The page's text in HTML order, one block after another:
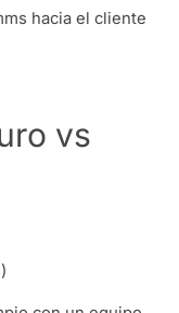
hacia el cliente
vs